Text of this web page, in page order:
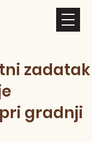
zadatak
gradnji